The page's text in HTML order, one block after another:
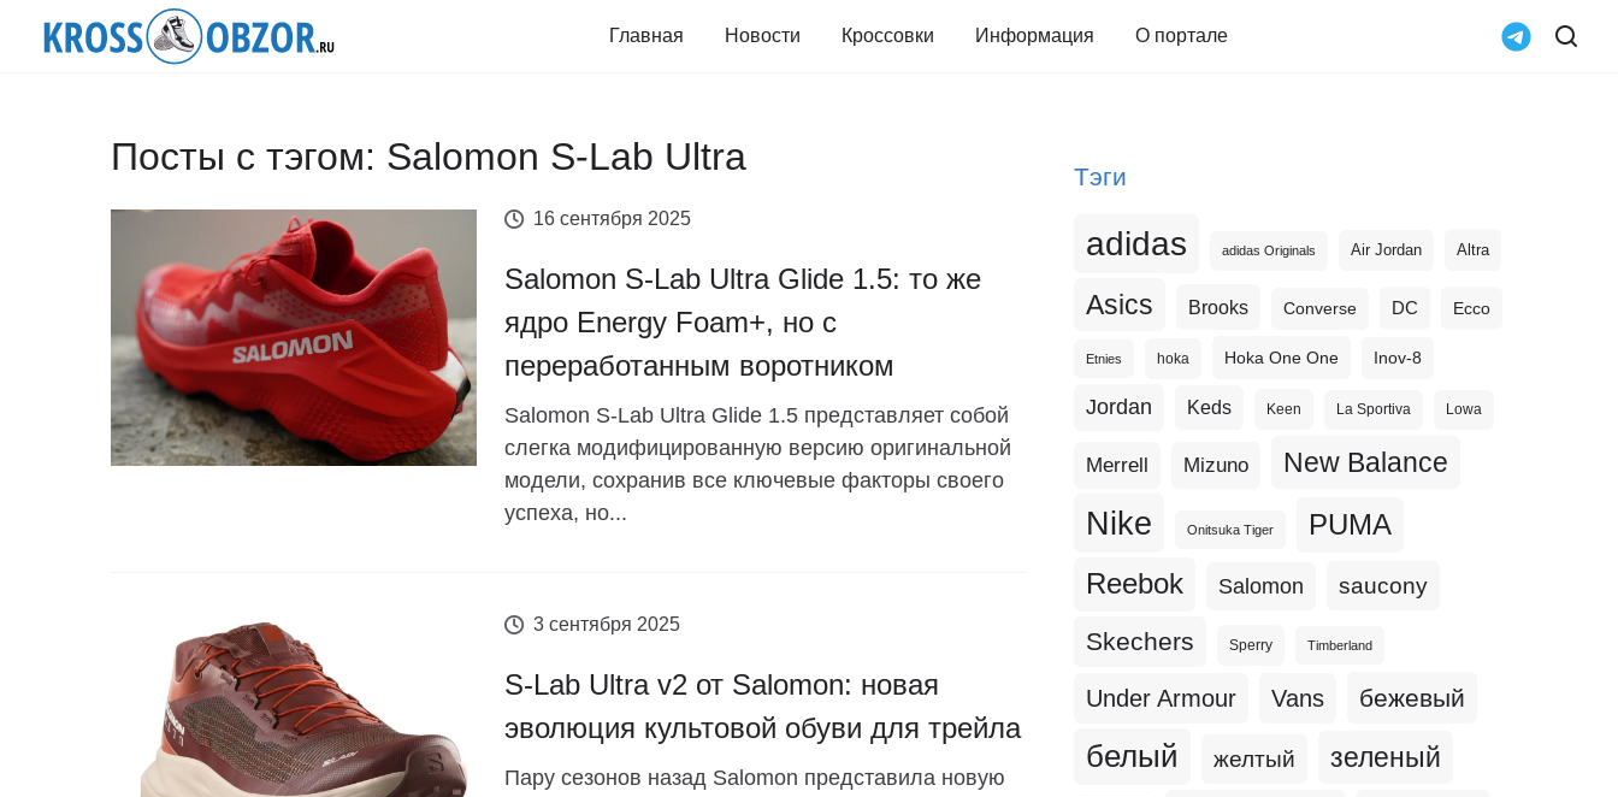
Главная Новости Кроссовки Информация О портале
Посты с тэгом: Salomon S-Lab Ultra
16 сентября 2025
Salomon S-Lab Ultra Glide 1.5: то же
ядро Energy Foam+, но с
переработанным воротником
Salomon S-Lab Ultra Glide 1.5 представляет собой
слегка модифицированную версию оригинальной
модели, сохранив все ключевые факторы своего
успеха, но...
3 сентября 2025
S-Lab Ultra v2 от Salomon: новая
эволюция культовой обуви для трейла
Пару сезонов назад Salomon представила новую
Тэги
adidas adidas Originals Air Jordan Altra
Asics Brooks Converse DC Ecco
Etnies hoka Hoka One One Inov-8
Jordan Keds Keen La Sportiva Lowa
Merrell Mizuno New Balance
Nike Onitsuka Tiger PUMA
Reebok Salomon saucony
Skechers Sperry Timberland
Under Armour Vans бежевый
белый желтый зеленый